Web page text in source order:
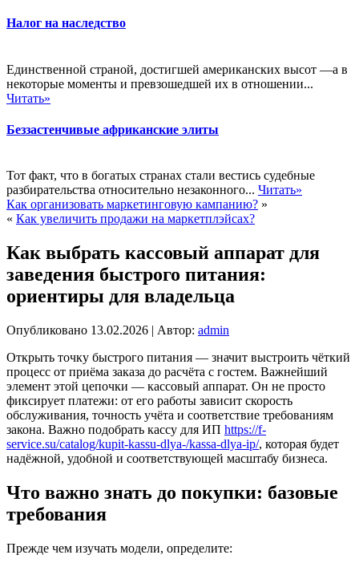
Налог на наследство
Единственной страной, достигшей американских высот —а в
некоторые моменты и превзошедшей их в отношении...
Читать»
Беззастенчивые африканские элиты
Тот факт, что в богатых странах стали вестись судебные
разбирательства относительно незаконного... Читать»
Как организовать маркетинговую кампанию? »
« Как увеличить продажи на маркетплэйсах?
Как выбрать кассовый аппарат для
заведения быстрого питания:
ориентиры для владельца
Опубликовано 13.02.2026 | Автор: admin
Открыть точку быстрого питания — значит выстроить чёткий
процесс от приёма заказа до расчёта с гостем. Важнейший
элемент этой цепочки — кассовый аппарат. Он не просто
фиксирует платежи: от его работы зависит скорость
обслуживания, точность учёта и соответствие требованиям
закона. Важно подобрать кассу для ИП https://f-
service.su/catalog/kupit-kassu-dlya-/kassa-dlya-ip/, которая будет
надёжной, удобной и соответствующей масштабу бизнеса.
Что важно знать до покупки: базовые
требования
Прежде чем изучать модели, определите: